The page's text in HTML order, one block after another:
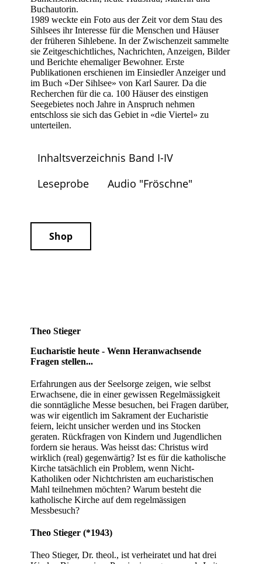
Buchautorin.
1989 weckte ein Foto aus der Zeit vor dem Stau des
Sihlsees ihr Interesse für die Menschen und Häuser
der früheren Sihlebene. In der Zwischenzeit sammelte
sie Zeitgeschichtliches, Nachrichten, Anzeigen, Bilder
und Berichte ehemaliger Bewohner. Erste
Publikationen erschienen im Einsiedler Anzeiger und
im Buch «Der Sihlsee» von Karl Saurer. Da die
Recherchen für die ca. 100 Häuser des einstigen
Seegebietes noch Jahre in Anspruch nehmen
entschloss sie sich das Gebiet in «die Viertel» zu
unterteilen.
Inhaltsverzeichnis Band I-IV
Leseprobe
Audio "Fröschne"
Shop
Theo Stieger
Eucharistie heute - Wenn Heranwachsende
Fragen stellen...
Erfahrungen aus der Seelsorge zeigen, wie selbst
Erwachsene, die in einer gewissen Regelmässigkeit
die sonntägliche Messe besuchen, bei Fragen darüber,
was wir eigentlich im Sakrament der Eucharistie
feiern, leicht unsicher werden und ins Stocken
geraten. Rückfragen von Kindern und Jugendlichen
fordern sie heraus. Was heisst das: Christus wird
wirklich (real) gegenwärtig? Ist es für die katholische
Kirche tatsächlich ein Problem, wenn Nicht-
Katholiken oder Nichtchristen am eucharistischen
Mahl teilnehmen möchten? Warum besteht die
katholische Kirche auf dem regelmässigen
Messbesuch?
Theo Stieger (*1943)
Theo Stieger, Dr. theol., ist verheiratet und hat drei